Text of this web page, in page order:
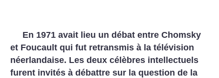
En 1971 avait lieu un débat entre Chomsky
et Foucault qui fut retransmis à la télévision
néerlandaise. Les deux célèbres intellectuels
furent invités à débattre sur la question de la